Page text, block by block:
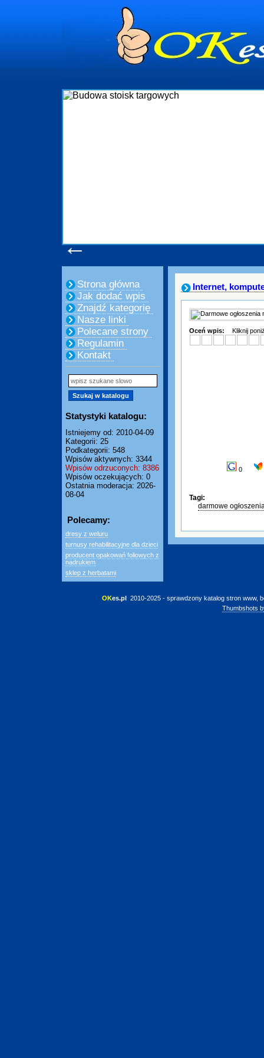
←
Strona główna
Jak dodać wpis
Znajdź kategorię
Nasze linki
Polecane strony
Regulamin
Kontakt
Statystyki katalogu:
Istniejemy od: 2010-04-09
Kategorii: 25
Podkategorii: 548
Wpisów aktywnych: 3344
Wpisów odrzuconych: 8386
Wpisów oczekujących: 0
Ostatnia moderacja: 2026-
08-04
Polecamy:
dresy z weluru
turnusy rehabilitacyjne dla dzieci
producent opakowań foliowych z
nadrukiem
sklep z herbatami
Internet,
Oceń wpis: Kliknij
0
Tagi:
darmowe
OKes.pl 2010-2025 - sprawdzony katalog stron www,
Thumbshots